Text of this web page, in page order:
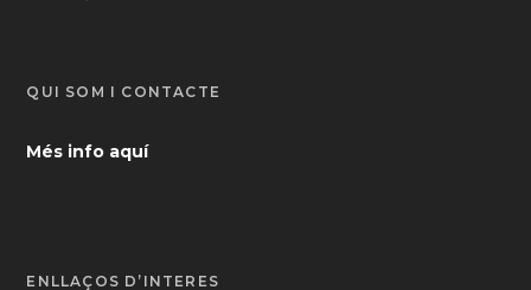
QUI SOM I CONTACTE
Més info aquí
ENLLAÇOS D’INTERÈS